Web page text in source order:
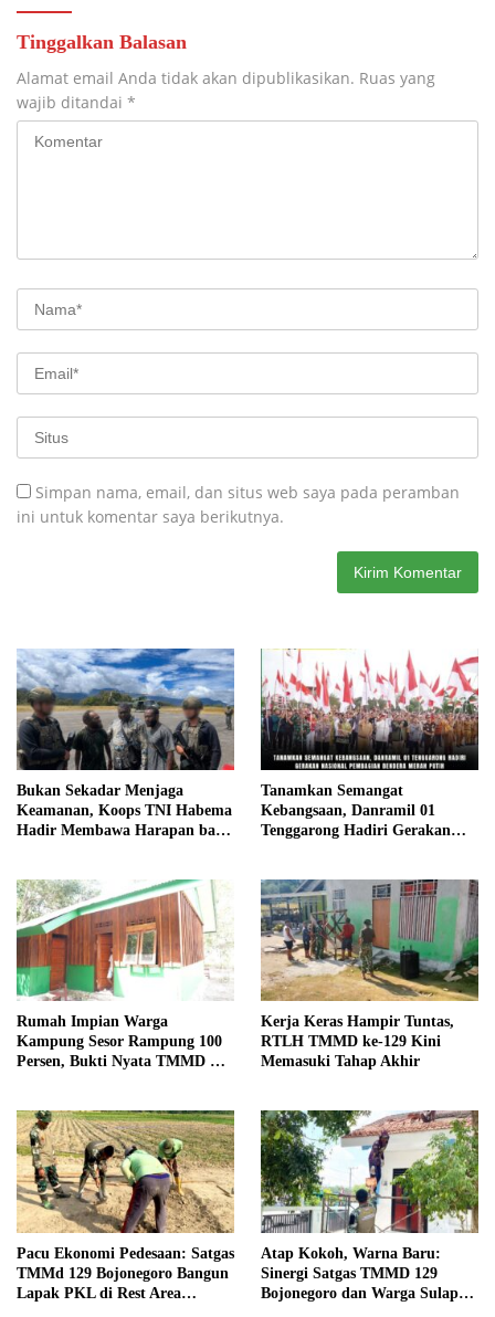
Tinggalkan Balasan
Alamat email Anda tidak akan dipublikasikan. Ruas yang
wajib ditandai *
Simpan nama, email, dan situs web saya pada peramban
ini untuk komentar saya berikutnya.
Bukan Sekadar Menjaga
Keamanan, Koops TNI Habema
Hadir Membawa Harapan bagi
Tanamkan Semangat
Kebangsaan, Danramil 01
Tenggarong Hadiri Gerakan
Rumah Impian Warga
Kampung Sesor Rampung 100
Persen, Bukti Nyata TMMD Ke-
Kerja Keras Hampir Tuntas,
RTLH TMMD ke-129 Kini
Memasuki Tahap Akhir
Pacu Ekonomi Pedesaan: Satgas
TMMd 129 Bojonegoro Bangun
Lapak PKL di Rest Area
Atap Kokoh, Warna Baru:
Sinergi Satgas TMMD 129
Bojonegoro dan Warga Sulap